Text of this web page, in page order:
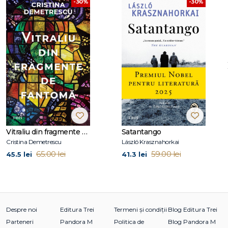
-30%
Vitraliu din fragmente de fantomă
Cristina Demetrescu
45.5 lei 65.00 lei
-30%
Satantango
László Krasznahorkai
41.3 lei 59.00 lei
Despre noi
Parteneri
Editura Trei
Pandora M
Termeni și condiții
Politica de
Blog Editura Trei
Blog Pandora M